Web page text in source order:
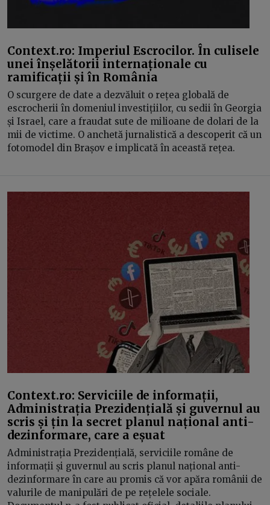
Context.ro: Imperiul Escrocilor. În culisele
unei înșelătorii internaționale cu
ramificații și în România
O scurgere de date a dezvăluit o rețea globală de
escrocherii în domeniul investițiilor, cu sedii în Georgia
și Israel, care a fraudat sute de milioane de dolari de la
mii de victime. O anchetă jurnalistică a descoperit că un
fotomodel din Brașov e implicată în această rețea.
Context.ro: Serviciile de informații,
Administrația Prezidențială și guvernul au
scris și țin la secret planul național anti-
dezinformare, care a eșuat
Administrația Prezidențială, serviciile române de
informații și guvernul au scris planul național anti-
dezinformare în care au promis că vor apăra românii de
valurile de manipulări de pe rețelele sociale.